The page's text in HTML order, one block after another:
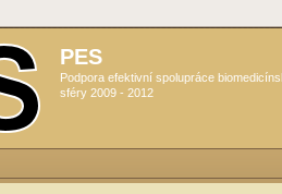
PES
Podpora efektivní spolupráce
sféry 2009 - 2012